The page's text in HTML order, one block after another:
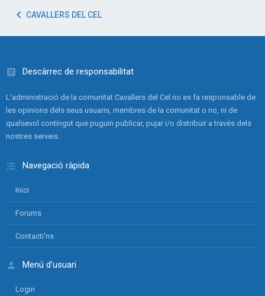
CAVALLERS DEL CEL
Descàrrec de responsabilitat
L'administració de la comunitat Cavallers del Cel no es fa responsable de
les opinions dels seus usuaris, membres de la comunitat o no, ni de
qualsevol contingut que puguin publicar, pujar i/o distribuir a través dels
nostres serveis.
Navegació ràpida
Inici
Forums
Contacti'ns
Menú d'usuari
Login